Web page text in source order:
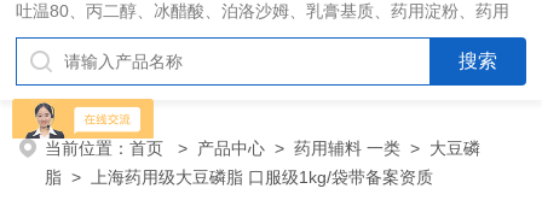
吐温80、丙二醇、冰醋酸、泊洛沙姆、乳膏基质、药用淀粉、药用
糊精、硬脂酸镁、聚丙烯酸树脂系列、羧甲基淀粉钠、羧甲基纤维素
钠、可溶性淀粉、甘露醇、羟丙纤维素、羟丙基甲基纤维素、乳糖、
交联聚维酮、交联羧甲基纤维素钠、聚乙二醇（PEG）系列、二氧化
硅、聚乙烯吡咯烷酮、十八醇、十六醇、预交化淀粉、微晶纤维素、
甲基纤维素、乙基纤维素，三氯蔗糖，麝香草酚，药用蜂蜜，
当前位置：首页 > 产品中心 >药用辅料 一类 > 大豆磷
脂 > 上海药用级大豆磷脂 口服级1kg/袋带备案资质